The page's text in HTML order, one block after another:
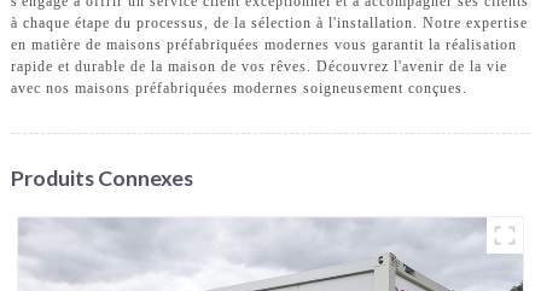
à chaque étape du processus, de la sélection à l'installation. Notre expertise
en matière de maisons préfabriquées modernes vous garantit la réalisation
rapide et durable de la maison de vos rêves. Découvrez l'avenir de la vie
avec nos maisons préfabriquées modernes soigneusement conçues.
Produits Connexes